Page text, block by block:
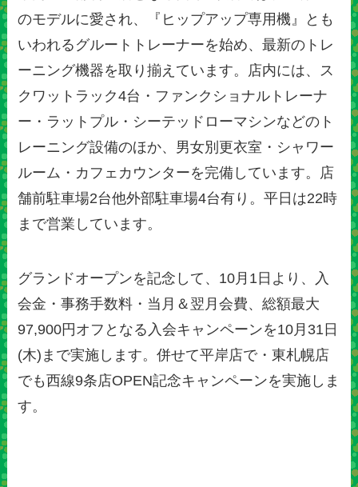
のモデルに愛され、『ヒップアップ専用機』とも
いわれるグルートトレーナーを始め、最新のトレ
ーニング機器を取り揃えています。店内には、ス
クワットラック4台・ファンクショナルトレーナ
ー・ラットプル・シーテッドローマシンなどのト
レーニング設備のほか、男女別更衣室・シャワー
ルーム・カフェカウンターを完備しています。店
舗前駐車場2台他外部駐車場4台有り。平日は22時
まで営業しています。
グランドオープンを記念して、10月1日より、入
会金・事務手数料・当月＆翌月会費、総額最大
97,900円オフとなる入会キャンペーンを10月31日
(木)まで実施します。併せて平岸店で・東札幌店
でも西線9条店OPEN記念キャンペーンを実施しま
す。